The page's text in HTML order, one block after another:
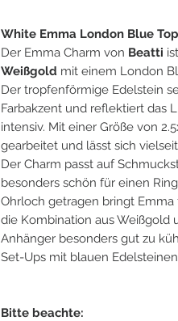
White Emma London Blue
Der Emma Charm von Beatti
Weißgold mit einem London
Der tropfenförmige Edelstein
Farbakzent und reflektiert das
intensiv. Mit einer Größe von
gearbeitet und lässt sich
Der Charm passt auf
besonders schön für einen
Ohrloch getragen bringt
die Kombination aus Weißgold
Anhänger besonders gut zu
Set-Ups mit blauen
Bitte beachte: